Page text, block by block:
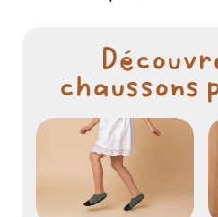
chaussons